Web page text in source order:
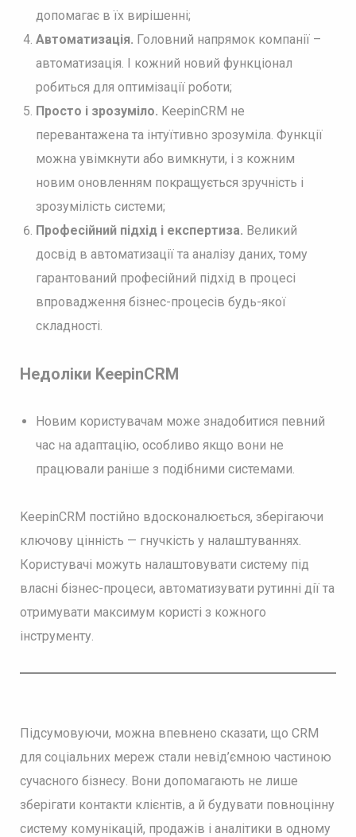
допомагає в їх вирішенні;
Автоматизація. Головний напрямок компанії –
автоматизація. І кожний новий функціонал
робиться для оптимізації роботи;
Просто і зрозуміло. KeepinCRM не
перевантажена та інтуїтивно зрозуміла. Функції
можна увімкнути або вимкнути, і з кожним
новим оновленням покращується зручність і
зрозумілість системи;
Професійний підхід і експертиза. Великий
досвід в автоматизації та аналізу даних, тому
гарантований професійний підхід в процесі
впровадження бізнес-процесів будь-якої
складності.
Недоліки KeepinCRM
Новим користувачам може знадобитися певний
час на адаптацію, особливо якщо вони не
працювали раніше з подібними системами.
KeepinCRM постійно вдосконалюється, зберігаючи
ключову цінність — гнучкість у налаштуваннях.
Користувачі можуть налаштовувати систему під
власні бізнес-процеси, автоматизувати рутинні дії та
отримувати максимум користі з кожного
інструменту.
Підсумовуючи, можна впевнено сказати, що CRM
для соціальних мереж стали невід’ємною частиною
сучасного бізнесу. Вони допомагають не лише
зберігати контакти клієнтів, а й будувати повноцінну
систему комунікацій, продажів і аналітики в одному